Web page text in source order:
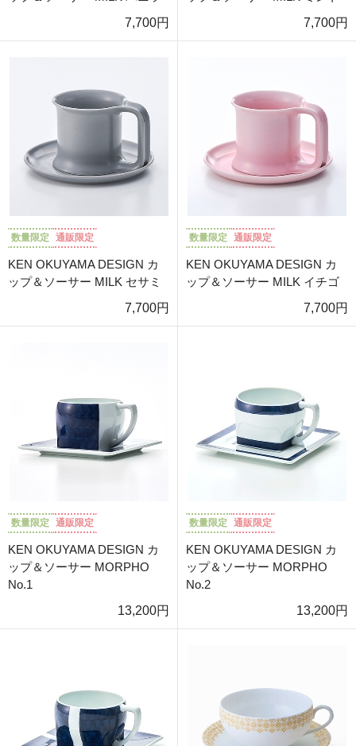
7,700円
7,700円
数量限定 通販限定
KEN OKUYAMA DESIGN カ
ップ＆ソーサー MILK セサミ
7,700円
数量限定 通販限定
KEN OKUYAMA DESIGN カ
ップ＆ソーサー MILK イチゴ
7,700円
数量限定 通販限定
KEN OKUYAMA DESIGN カ
ップ＆ソーサー MORPHO
No.1
13,200円
数量限定 通販限定
KEN OKUYAMA DESIGN カ
ップ＆ソーサー MORPHO
No.2
13,200円